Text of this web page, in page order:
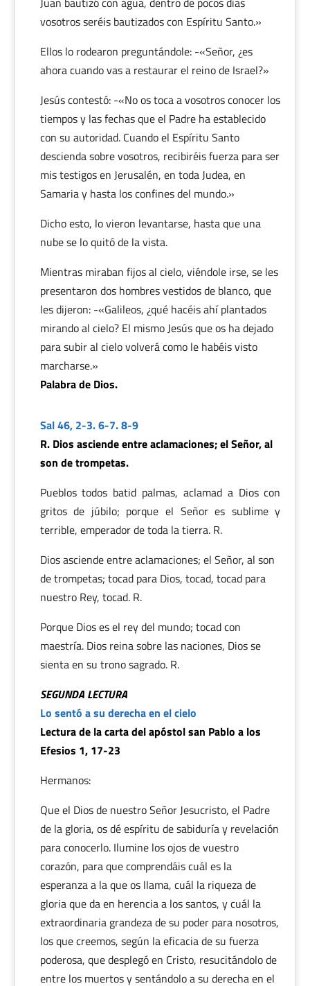
vosotros seréis bautizados con Espíritu Santo.»
Ellos lo rodearon preguntándole: -«Señor, ¿es
ahora cuando vas a restaurar el reino de Israel?»
Jesús contestó: -«No os toca a vosotros conocer los
tiempos y las fechas que el Padre ha establecido
con su autoridad. Cuando el Espíritu Santo
descienda sobre vosotros, recibiréis fuerza para ser
mis testigos en Jerusalén, en toda Judea, en
Samaria y hasta los confines del mundo.»
Dicho esto, lo vieron levantarse, hasta que una
nube se lo quitó de la vista.
Mientras miraban fijos al cielo, viéndole irse, se les
presentaron dos hombres vestidos de blanco, que
les dijeron: -«Galileos, ¿qué hacéis ahí plantados
mirando al cielo? El mismo Jesús que os ha dejado
para subir al cielo volverá como le habéis visto
marcharse.»
Palabra de Dios.
Sal 46, 2-3. 6-7. 8-9
R. Dios asciende entre aclamaciones; el Señor, al
son de trompetas.
Pueblos todos batid palmas, aclamad a Dios con
gritos de júbilo; porque el Señor es sublime y
terrible, emperador de toda la tierra. R.
Dios asciende entre aclamaciones; el Señor, al son
de trompetas; tocad para Dios, tocad, tocad para
nuestro Rey, tocad. R.
Porque Dios es el rey del mundo; tocad con
maestría. Dios reina sobre las naciones, Dios se
sienta en su trono sagrado. R.
SEGUNDA LECTURA
Lo sentó a su derecha en el cielo
Lectura de la carta del apóstol san Pablo a los
Efesios 1, 17-23
Hermanos:
Que el Dios de nuestro Señor Jesucristo, el Padre
de la gloria, os dé espíritu de sabiduría y revelación
para conocerlo. Ilumine los ojos de vuestro
corazón, para que comprendáis cuál es la
esperanza a la que os llama, cuál la riqueza de
gloria que da en herencia a los santos, y cuál la
extraordinaria grandeza de su poder para nosotros,
los que creemos, según la eficacia de su fuerza
poderosa, que desplegó en Cristo, resucitándolo de
entre los muertos y sentándolo a su derecha en el